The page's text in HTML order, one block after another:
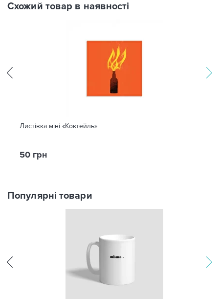
Схожий товар в наявності
Листівка міні «Коктейль»
50 грн
Популярні товари